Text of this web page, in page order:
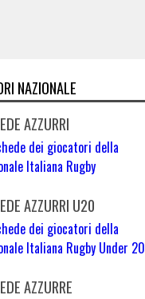
NAZIONALE
AZZURRI
dei giocatori della
Italiana Rugby
AZZURRI U20
dei giocatori della
Italiana Rugby Under 20
AZZURRE